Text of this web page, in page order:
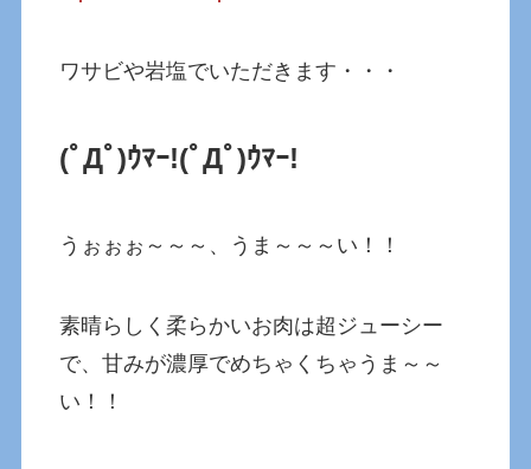
ワサビや岩塩でいただきます・・・
(ﾟДﾟ)ｳﾏｰ!(ﾟДﾟ)ｳﾏｰ!
うぉぉぉ～～～、うま～～～い！！
素晴らしく柔らかいお肉は超ジューシー
で、甘みが濃厚でめちゃくちゃうま～～
い！！